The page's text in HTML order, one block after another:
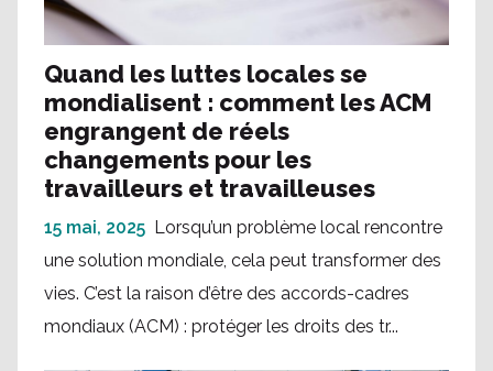
Quand les luttes locales se
mondialisent : comment les ACM
engrangent de réels
changements pour les
travailleurs et travailleuses
15 mai, 2025 Lorsqu’un problème local rencontre
une solution mondiale, cela peut transformer des
vies. C’est la raison d’être des accords-cadres
mondiaux (ACM) : protéger les droits des tr...